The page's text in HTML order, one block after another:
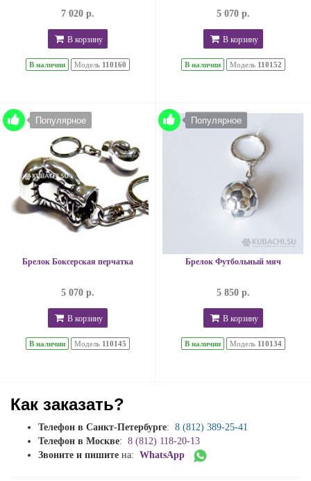
7 020 р.
В корзину
В наличии Модель 110160
5 070 р.
В корзину
В наличии Модель 110152
Популярное
Брелок Боксерская перчатка
5 070 р.
В корзину
В наличии Модель 110145
Популярное
Брелок Футбольный мяч
5 850 р.
В корзину
В наличии Модель 110134
Как заказать?
Телефон в Санкт-Петербурге: 8 (812) 389-25-41
Телефон в Москве: 8 (812) 118-20-13
Звоните и пишите на: WhatsApp